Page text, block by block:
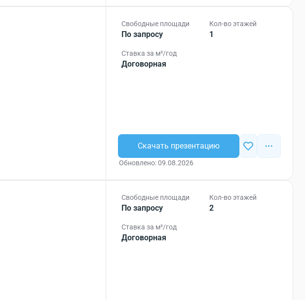
Свободные площади
По запросу
Кол-во этажей
1
Ставка за м²/год
Договорная
Скачать презентацию
Обновлено: 09.08.2026
Свободные площади
По запросу
Кол-во этажей
2
Ставка за м²/год
Договорная